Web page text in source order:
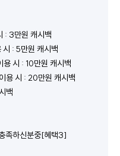
: 3만원 캐시백
: 5만원 캐시백
시 : 10만원 캐시백
시 : 20만원 캐시백
백
족하신분중[혜택3]